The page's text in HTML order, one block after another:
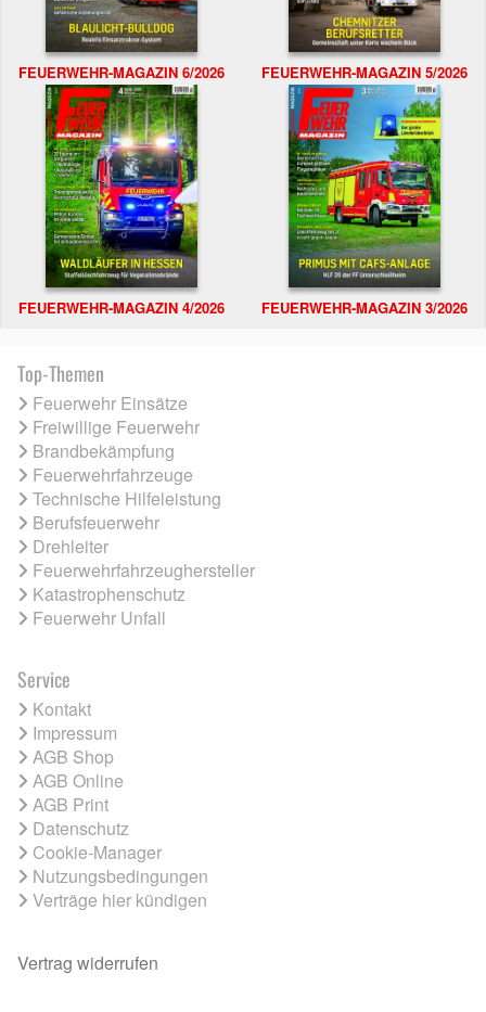
FEUERWEHR-MAGAZIN 6/2026 FEUERWEHR-MAGAZIN 5/2026
FEUERWEHR-MAGAZIN 4/2026 FEUERWEHR-MAGAZIN 3/2026
Top-Themen
Feuerwehr Einsätze
Freiwillige Feuerwehr
Brandbekämpfung
Feuerwehrfahrzeuge
Technische Hilfeleistung
Berufsfeuerwehr
Drehleiter
Feuerwehrfahrzeughersteller
Katastrophenschutz
Feuerwehr Unfall
Service
Kontakt
Impressum
AGB Shop
AGB Online
AGB Print
Datenschutz
Cookie-Manager
Nutzungsbedingungen
Verträge hier kündigen
Vertrag widerrufen